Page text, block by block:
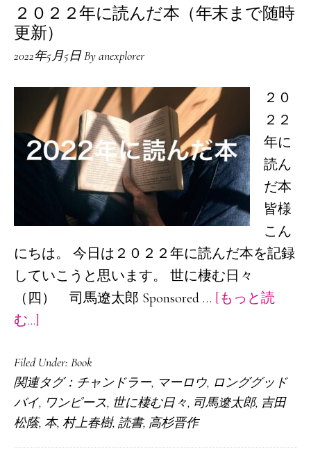
２０２２年に読んだ本（年末まで随時
更新）
2022年5月5日Byanexplorer
２０
２２
年に
読ん
だ本
皆様
こん
にちは。 今日は２０２２年に読んだ本を記録
していこうと思います。 世に棲む日々
（四） 司馬遼太郎 Sponsored … [もっと読
む...]
０
２
２
年
に
Filed Under: Book
関連タグ： チャンドラー, マーロウ, ロンググッド
バイ, ワンピース, 世に棲む日々, 司馬遼太郎, 吉田
松蔭, 本, 村上春樹, 読書, 高杉晋作